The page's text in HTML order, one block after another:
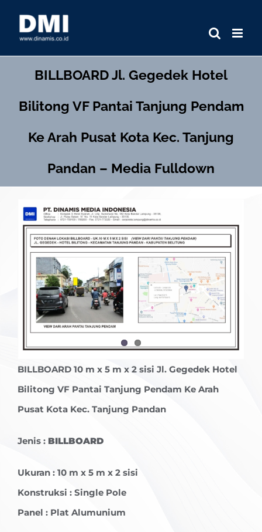
BILLBOARDJl. Gegedek Hotel
Bilitong VF Pantai Tanjung Pendam
Ke Arah Pusat Kota Kec. Tanjung
Pandan – Media Fulldown
BILLBOARD 10 m x 5 m x 2 sisi Jl. Gegedek Hotel
Bilitong VF Pantai Tanjung Pendam Ke Arah
Pusat Kota Kec. Tanjung Pandan
Jenis : BILLBOARD
Ukuran : 10 m x 5 m x 2 sisi
Konstruksi : Single Pole
Panel : Plat Alumunium